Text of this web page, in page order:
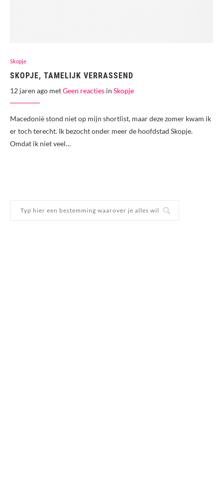
Skopje
SKOPJE, TAMELIJK VERRASSEND
12 jaren ago metGeen reacties in Skopje
Macedonië stond niet op mijn shortlist, maar deze zomer kwam ik
er toch terecht. Ik bezocht onder meer de hoofdstad Skopje.
Omdat ik niet veel…